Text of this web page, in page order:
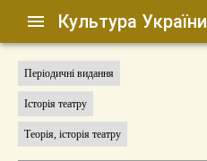
Культура України
Періодичні видання
Історія театру
Теорія, історія театру